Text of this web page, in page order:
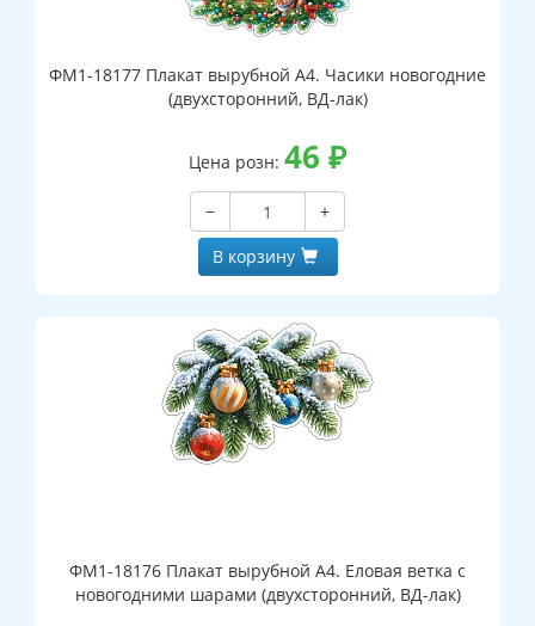
ФМ1-18177 Плакат вырубной А4. Часики новогодние
(двухсторонний, ВД-лак)
Цена розн: 46 ₽
−
+
В корзину
ФМ1-18176 Плакат вырубной А4. Еловая ветка с
новогодними шарами (двухсторонний, ВД-лак)